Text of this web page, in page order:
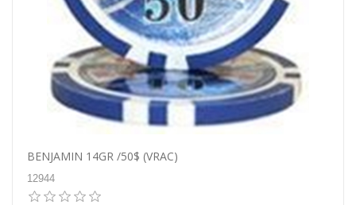
BENJAMIN 14GR /50$ (VRAC)
12944